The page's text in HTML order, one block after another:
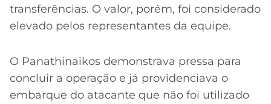
transferências. O valor, porém, foi considerado
elevado pelos representantes da equipe.
O Panathinaikos demonstrava pressa para
concluir a operação e já providenciava o
embarque do atacante que não foi utilizado